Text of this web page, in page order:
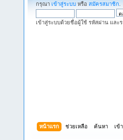
กรุณา เข้าสู่ระบบ หรือ สมัครสมาชิก
เข้าสู่ระบบด้วยชื่อผู้ใช้ รหัสผ่าน และ
หน้าแรก ช่วยเหลือ ค้นหา เข้